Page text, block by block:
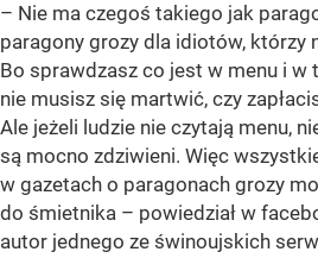
– Nie ma czegoś takiego jak
paragony grozy dla idiotów, którzy
Bo sprawdzasz co jest w menu i w
nie musisz się martwić, czy
Ale jeżeli ludzie nie czytają menu,
są mocno zdziwieni. Więc
w gazetach o paragonach grozy
do śmietnika – powiedział w
autor jednego ze świnoujskich